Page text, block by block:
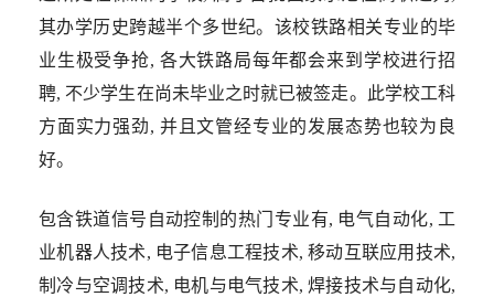
其办学历史跨越半个多世纪。该校铁路相关专业的毕
业生极受争抢, 各大铁路局每年都会来到学校进行招
聘, 不少学生在尚未毕业之时就已被签走。此学校工科
方面实力强劲, 并且文管经专业的发展态势也较为良
好。
包含铁道信号自动控制的热门专业有, 电气自动化, 工
业机器人技术, 电子信息工程技术, 移动互联应用技术,
制冷与空调技术, 电机与电气技术, 焊接技术与自动化,